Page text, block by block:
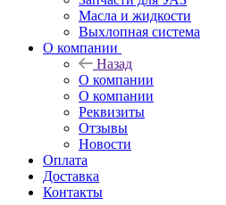
Масла и жидкости
Выхлопная система
О компании
Назад
О компании
О компании
Реквизиты
Отзывы
Новости
Оплата
Доставка
Контакты